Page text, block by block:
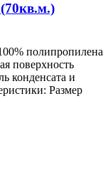
полипропилена
поверхность
конденсата и
Размер